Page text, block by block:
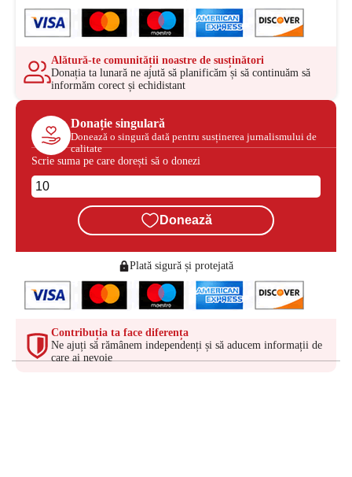
Alătură-te comunității noastre de susținători
Donația ta lunară ne ajută să planificăm și să continuăm să
informăm corect și echidistant
Donație singulară
Donează o singură dată pentru susținerea jurnalismului de
calitate
Scrie suma pe care dorești să o donezi
Donează
Plată sigură și protejată
Contribuția ta face diferența
Ne ajuți să rămânem independenți și să aducem informații de
care ai nevoie